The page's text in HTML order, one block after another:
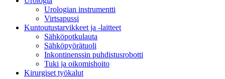
Urologian instrumentti
Virtsapussi
Kuntoutustarvikkeet ja -laitteet
Sähköpotkulauta
Sähköpyörätuoli
Inkontinenssin puhdistusrobotti
Tuki ja oikomishoito
Kirurgiset työkalut